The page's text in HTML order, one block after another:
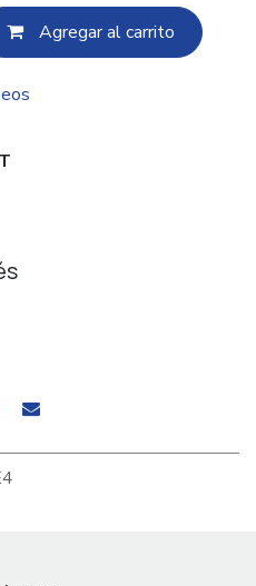
Agregar al c​​arrito